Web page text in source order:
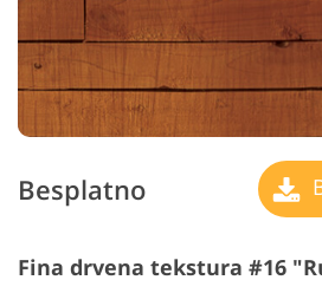
Besplatno
Fina drvena tekstura #16